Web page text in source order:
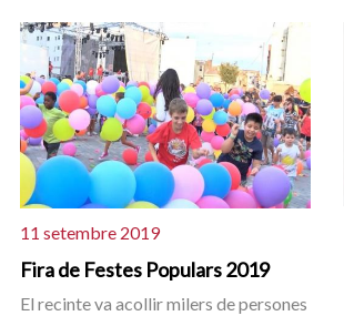
11 setembre 2019
Fira de Festes Populars 2019
El recinte va acollir milers de persones